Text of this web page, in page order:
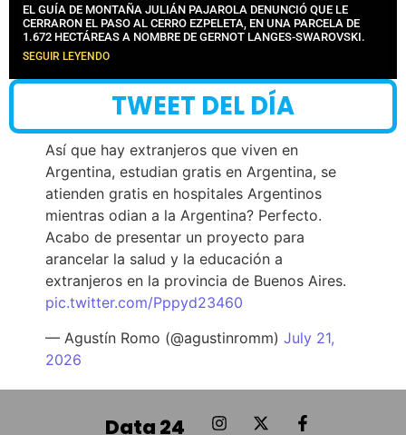
EL GUÍA DE MONTAÑA JULIÁN PAJAROLA DENUNCIÓ QUE LE
CERRARON EL PASO AL CERRO EZPELETA, EN UNA PARCELA DE
1.672 HECTÁREAS A NOMBRE DE GERNOT LANGES-SWAROVSKI.
SEGUIR LEYENDO
TWEET DEL DÍA
Así que hay extranjeros que viven en
Argentina, estudian gratis en Argentina, se
atienden gratis en hospitales Argentinos
mientras odian a la Argentina? Perfecto.
Acabo de presentar un proyecto para
arancelar la salud y la educación a
extranjeros en la provincia de Buenos Aires.
pic.twitter.com/Pppyd23460
— Agustín Romo (@agustinromm) July 21,
2026
Data 24